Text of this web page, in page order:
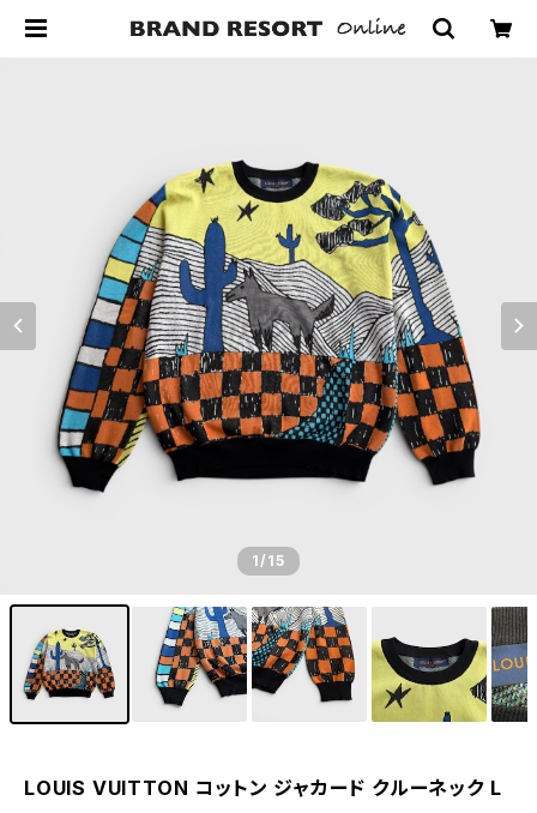
1/15
LOUIS VUITTON コットン ジャカード クルーネック L